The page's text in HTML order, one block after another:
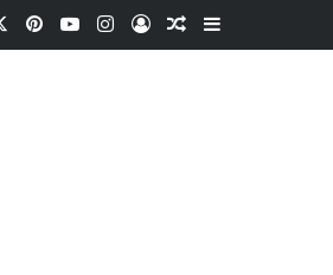
PinterestYouTubeInstagramOturum aç
Rastgele Makale
Kenar